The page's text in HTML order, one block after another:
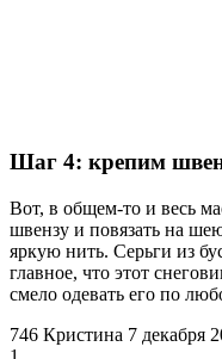
Шаг 4: крепим
Вот, в общем-то и весь
швензу и повязать на
яркую нить. Серьги из
главное, что этот
смело одевать его по
746 Кристина 7 декабря